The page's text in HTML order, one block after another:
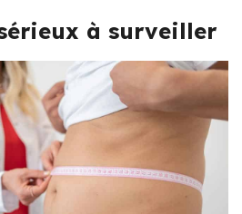
à surveiller